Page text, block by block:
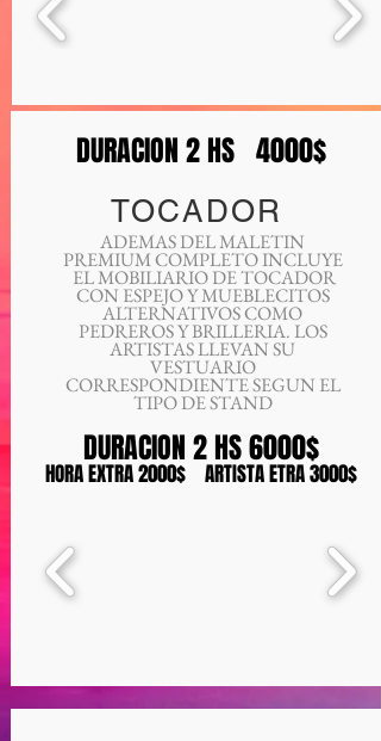
DURACION 2 HS 4000$
TOCADOR
ADEMAS DEL MALETIN
PREMIUM COMPLETO INCLUYE
EL MOBILIARIO DE TOCADOR
CON ESPEJO Y MUEBLECITOS
ALTERNATIVOS COMO
PEDREROS Y BRILLERIA. LOS
ARTISTAS LLEVAN SU
VESTUARIO
CORRESPONDIENTE SEGUN EL
TIPO DE STAND
DURACION 2 HS 6000$
HORA EXTRA 2000$ ARTISTA ETRA 3000$